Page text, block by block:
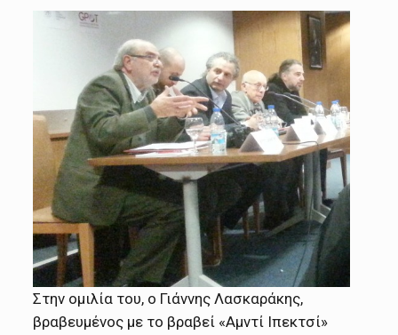
Στην ομιλία του, ο Γιάννης Λασκαράκης,
βραβευμένος με το βραβεί «Αμντί Ιπεκτσί»